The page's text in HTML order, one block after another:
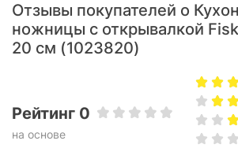
Отзывы покупателей о
ножницы с открывалкой
20 см (1023820)
Рейтинг 0
на основе